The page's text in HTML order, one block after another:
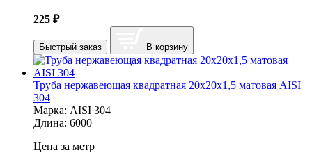
225 ₽
Быстрый заказ В корзину
Труба нержавеющая квадратная 20х20х1,5 матовая AISI
304
Марка: AISI 304
Длина: 6000
Цена за метр